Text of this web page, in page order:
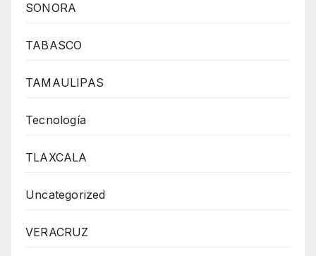
SONORA
TABASCO
TAMAULIPAS
Tecnología
TLAXCALA
Uncategorized
VERACRUZ